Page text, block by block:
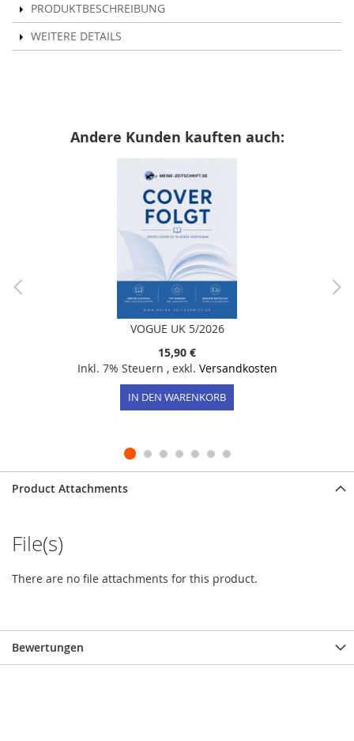
PRODUKTBESCHREIBUNG
WEITERE DETAILS
Andere Kunden kauften auch:
VOGUE UK 5/2026
15,90 €
Inkl. 7% Steuern , exkl. Versandkosten
IN DEN WARENKORB
Product Attachments
File(s)
There are no file attachments for this product.
Bewertungen